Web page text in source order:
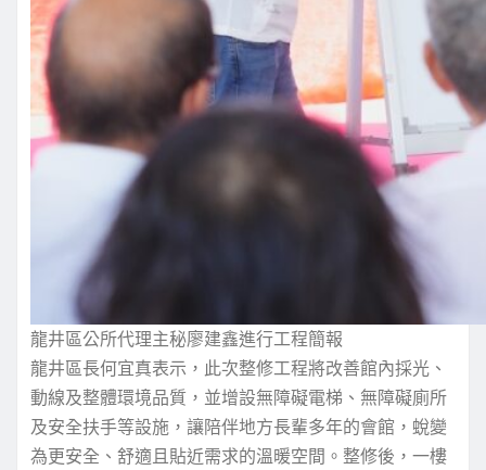
龍井區公所代理主秘廖建鑫進行工程簡報
龍井區長何宜真表示，此次整修工程將改善館內採光、
動線及整體環境品質，並增設無障礙電梯、無障礙廁所
及安全扶手等設施，讓陪伴地方長輩多年的會館，蛻變
為更安全、舒適且貼近需求的溫暖空間。整修後，一樓